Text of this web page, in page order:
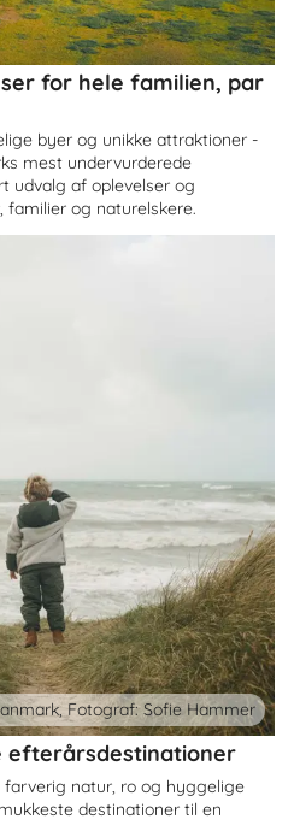
for hele familien, par
byer og unikke attraktioner -
mest undervurderede
udvalg af oplevelser og
familier og naturelskere.
efterårsdestinationer
natur, ro og hyggelige
destinationer til en
Fotograf: Sofie Hammer